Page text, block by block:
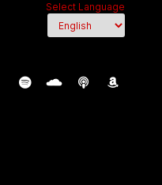
Select Language